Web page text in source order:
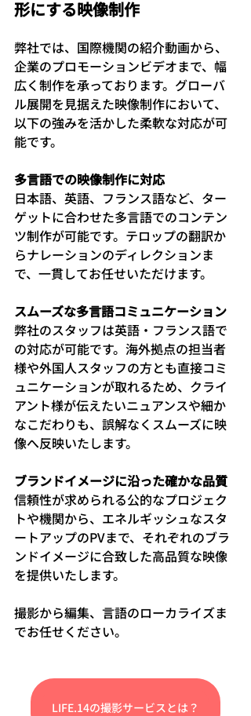
形にする映像制作
弊社では、国際機関の紹介動画から、
企業のプロモーションビデオまで、幅
広く制作を承っております。グローバ
ル展開を見据えた映像制作において、
以下の強みを活かした柔軟な対応が可
能です。
多言語での映像制作に対応
日本語、英語、フランス語など、ター
ゲットに合わせた多言語でのコンテン
ツ制作が可能です。テロップの翻訳か
らナレーションのディレクションま
で、一貫してお任せいただけます。
スムーズな多言語コミュニケーション
弊社のスタッフは英語・フランス語で
の対応が可能です。海外拠点の担当者
様や外国人スタッフの方とも直接コミ
ュニケーションが取れるため、クライ
アント様が伝えたいニュアンスや細か
なこだわりも、誤解なくスムーズに映
像へ反映いたします。
ブランドイメージに沿った確かな品質
信頼性が求められる公的なプロジェク
トや機関から、エネルギッシュなスタ
ートアップのPVまで、それぞれのブラ
ンドイメージに合致した高品質な映像
を提供いたします。
撮影から編集、言語のローカライズま
でお任せください。
LIFE.14の撮影サービスとは？